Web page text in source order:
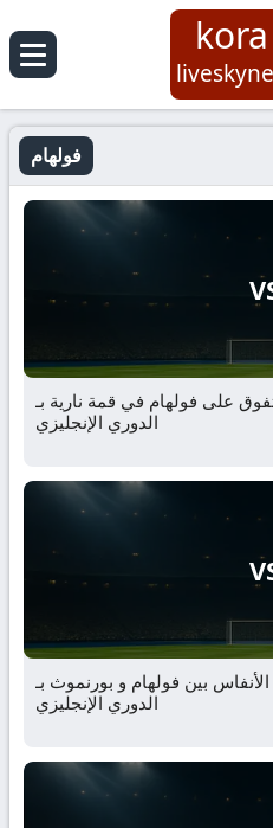
فولهام
على فولهام في قمة نارية بـ
الدوري الإنجليزي
بين فولهام و بورنموث بـ
الدوري الإنجليزي